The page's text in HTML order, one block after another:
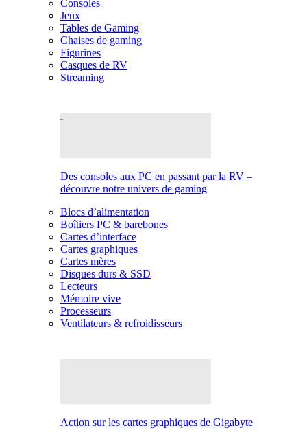
Consoles
Jeux
Tables de Gaming
Chaises de gaming
Figurines
Casques de RV
Streaming
Des consoles aux PC en passant par la RV –
découvre notre univers de gaming
Blocs d’alimentation
Boîtiers PC & barebones
Cartes d’interface
Cartes graphiques
Cartes mères
Disques durs & SSD
Lecteurs
Mémoire vive
Processeurs
Ventilateurs & refroidisseurs
Action sur les cartes graphiques de Gigabyte